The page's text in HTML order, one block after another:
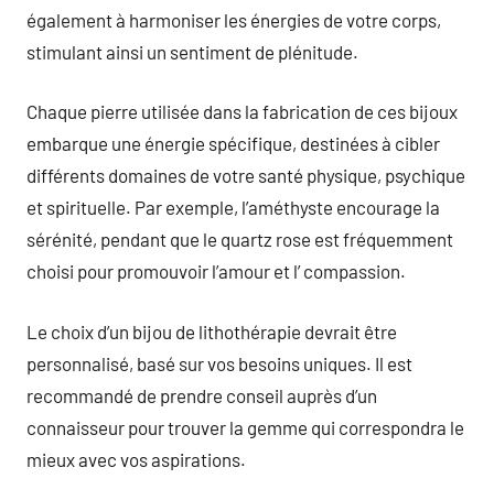
également à harmoniser les énergies de votre corps,
stimulant ainsi un sentiment de plénitude.
Chaque pierre utilisée dans la fabrication de ces bijoux
embarque une énergie spécifique, destinées à cibler
différents domaines de votre santé physique, psychique
et spirituelle. Par exemple, l’améthyste encourage la
sérénité, pendant que le quartz rose est fréquemment
choisi pour promouvoir l’amour et l’ compassion.
Le choix d’un bijou de lithothérapie devrait être
personnalisé, basé sur vos besoins uniques. Il est
recommandé de prendre conseil auprès d’un
connaisseur pour trouver la gemme qui correspondra le
mieux avec vos aspirations.